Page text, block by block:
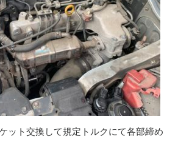
ット交換して規定トルクにて各部締め